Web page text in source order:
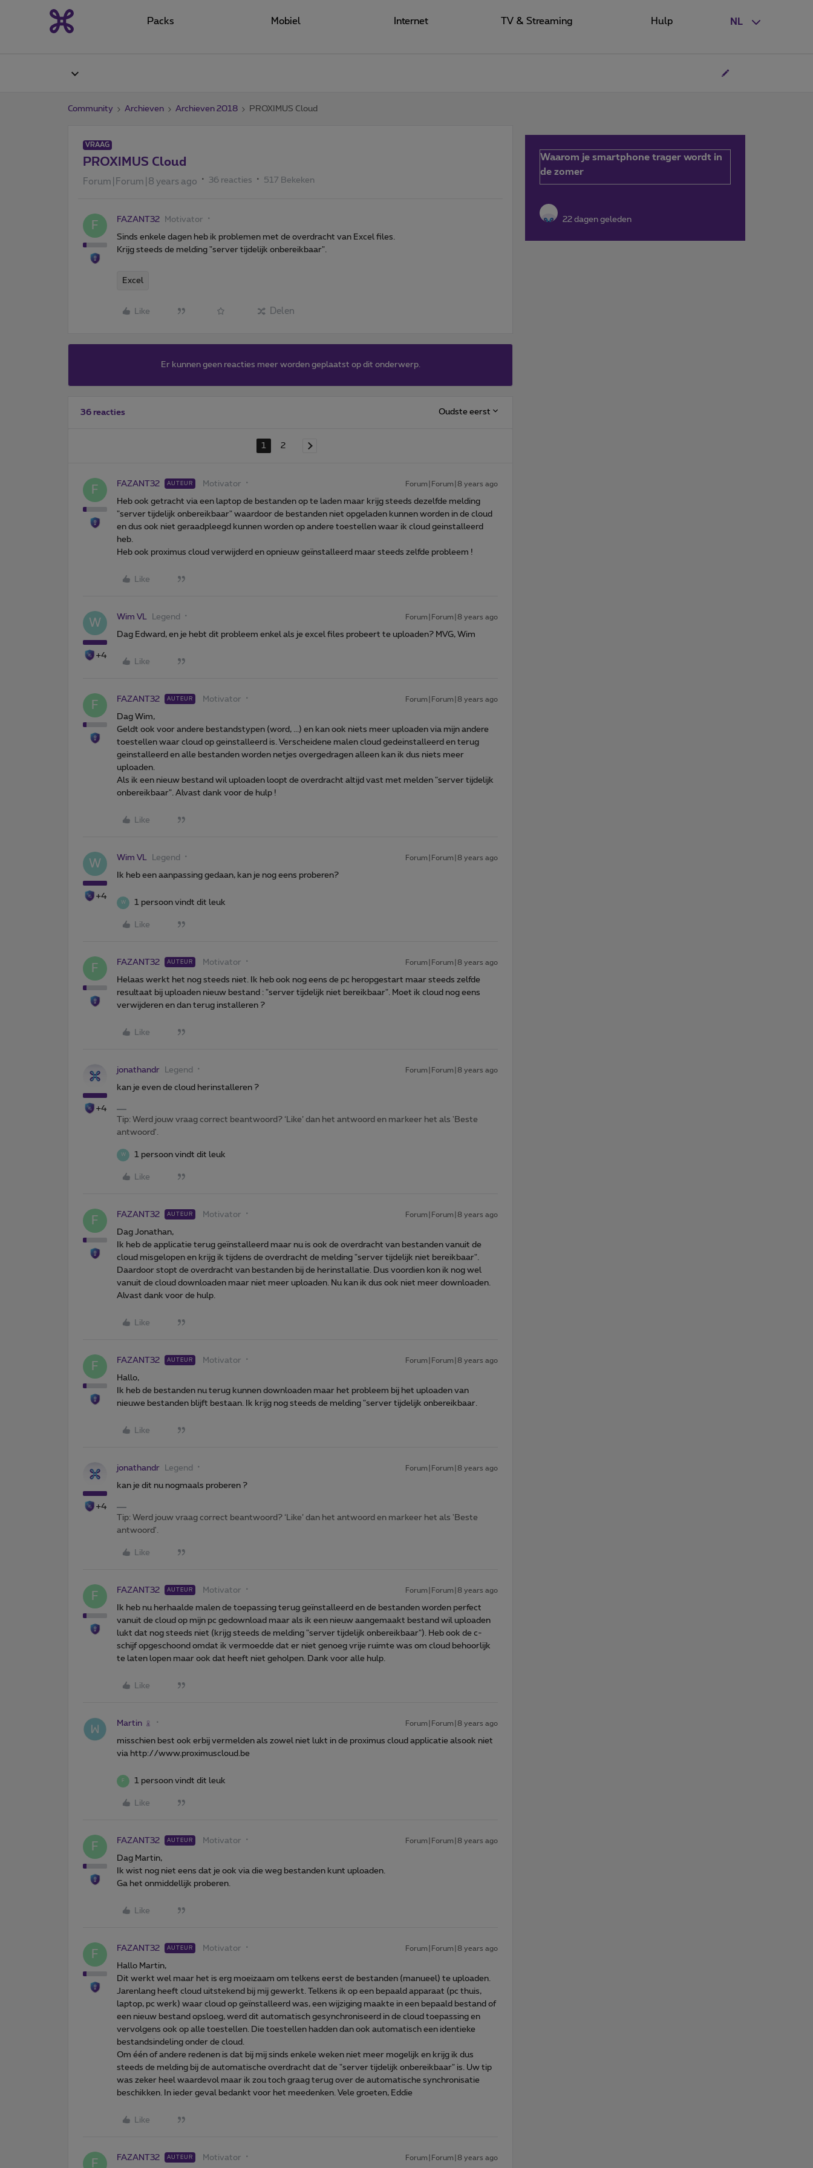
NL
Packs Mobiel Internet TV & Streaming Hulp
Community Archieven Archieven 2018 PROXIMUS Cloud
VRAAG
PROXIMUS Cloud
Forum|Forum|8 years ago 36 reacties 517 Bekeken
F FAZANT32 Motivator
Sinds enkele dagen heb ik problemen met de overdracht van Excel files.
Krijg steeds de melding "server tijdelijk onbereikbaar".
Excel
Like Delen
Er kunnen geen reacties meer worden geplaatst op dit onderwerp.
36 reacties Oudste eerst
1 2
F FAZANT32 AUTEUR Motivator Forum|Forum|8 years ago
Heb ook getracht via een laptop de bestanden op te laden maar krijg steeds dezelfde melding
"server tijdelijk onbereikbaar" waardoor de bestanden niet opgeladen kunnen worden in de cloud
en dus ook niet geraadpleegd kunnen worden op andere toestellen waar ik cloud geinstalleerd
heb.
Heb ook proximus cloud verwijderd en opnieuw geïnstalleerd maar steeds zelfde probleem !
Like
W
+4
Wim VL Legend Forum|Forum|8 years ago
Dag Edward, en je hebt dit probleem enkel als je excel files probeert te uploaden? MVG, Wim
Like
F FAZANT32 AUTEUR Motivator Forum|Forum|8 years ago
Dag Wim,
Geldt ook voor andere bestandstypen (word, ...) en kan ook niets meer uploaden via mijn andere
toestellen waar cloud op geinstalleerd is. Verscheidene malen cloud gedeinstalleerd en terug
geinstalleerd en alle bestanden worden netjes overgedragen alleen kan ik dus niets meer
uploaden.
Als ik een nieuw bestand wil uploaden loopt de overdracht altijd vast met melden "server tijdelijk
onbereikbaar". Alvast dank voor de hulp !
Like
W
+4
Wim VL Legend Forum|Forum|8 years ago
Ik heb een aanpassing gedaan, kan je nog eens proberen?
W 1 persoon vindt dit leuk
Like
F FAZANT32 AUTEUR Motivator Forum|Forum|8 years ago
Helaas werkt het nog steeds niet. Ik heb ook nog eens de pc heropgestart maar steeds zelfde
resultaat bij uploaden nieuw bestand : "server tijdelijk niet bereikbaar". Moet ik cloud nog eens
verwijderen en dan terug installeren ?
Like
+4
jonathandr Legend Forum|Forum|8 years ago
kan je even de cloud herinstalleren ?
Tip: Werd jouw vraag correct beantwoord? ‘Like’ dan het antwoord en markeer het als 'Beste
antwoord'.
W 1 persoon vindt dit leuk
Like
F FAZANT32 AUTEUR Motivator Forum|Forum|8 years ago
Dag Jonathan,
Ik heb de applicatie terug geïnstalleerd maar nu is ook de overdracht van bestanden vanuit de
cloud misgelopen en krijg ik tijdens de overdracht de melding "server tijdelijk niet bereikbaar".
Daardoor stopt de overdracht van bestanden bij de herinstallatie. Dus voordien kon ik nog wel
vanuit de cloud downloaden maar niet meer uploaden. Nu kan ik dus ook niet meer downloaden.
Alvast dank voor de hulp.
Like
F FAZANT32 AUTEUR Motivator Forum|Forum|8 years ago
Hallo,
Ik heb de bestanden nu terug kunnen downloaden maar het probleem bij het uploaden van
nieuwe bestanden blijft bestaan. Ik krijg nog steeds de melding "server tijdelijk onbereikbaar.
Like
+4
jonathandr Legend Forum|Forum|8 years ago
kan je dit nu nogmaals proberen ?
Tip: Werd jouw vraag correct beantwoord? ‘Like’ dan het antwoord en markeer het als 'Beste
antwoord'.
Like
F FAZANT32 AUTEUR Motivator Forum|Forum|8 years ago
Ik heb nu herhaalde malen de toepassing terug geïnstalleerd en de bestanden worden perfect
vanuit de cloud op mijn pc gedownload maar als ik een nieuw aangemaakt bestand wil uploaden
lukt dat nog steeds niet (krijg steeds de melding "server tijdelijk onbereikbaar"). Heb ook de c-
schijf opgeschoond omdat ik vermoedde dat er niet genoeg vrije ruimte was om cloud behoorlijk
te laten lopen maar ook dat heeft niet geholpen. Dank voor alle hulp.
Like
Martin Forum|Forum|8 years ago
misschien best ook erbij vermelden als zowel niet lukt in de proximus cloud applicatie alsook niet
via http://www.proximuscloud.be
F 1 persoon vindt dit leuk
Like
F FAZANT32 AUTEUR Motivator Forum|Forum|8 years ago
Dag Martin,
Ik wist nog niet eens dat je ook via die weg bestanden kunt uploaden.
Ga het onmiddellijk proberen.
Like
F FAZANT32 AUTEUR Motivator Forum|Forum|8 years ago
Hallo Martin,
Dit werkt wel maar het is erg moeizaam om telkens eerst de bestanden (manueel) te uploaden.
Jarenlang heeft cloud uitstekend bij mij gewerkt. Telkens ik op een bepaald apparaat (pc thuis,
laptop, pc werk) waar cloud op geïnstalleerd was, een wijziging maakte in een bepaald bestand of
een nieuw bestand opsloeg, werd dit automatisch gesynchroniseerd in de cloud toepassing en
vervolgens ook op alle toestellen. Die toestellen hadden dan ook automatisch een identieke
bestandsindeling onder de cloud.
Om één of andere redenen is dat bij mij sinds enkele weken niet meer mogelijk en krijg ik dus
steeds de melding bij de automatische overdracht dat de "server tijdelijk onbereikbaar" is. Uw tip
was zeker heel waardevol maar ik zou toch graag terug over de automatische synchronisatie
beschikken. In ieder geval bedankt voor het meedenken. Vele groeten, Eddie
Like
F FAZANT32 AUTEUR Motivator Forum|Forum|8 years ago
Waarom je smartphone trager wordt in
de zomer
22 dagen geleden